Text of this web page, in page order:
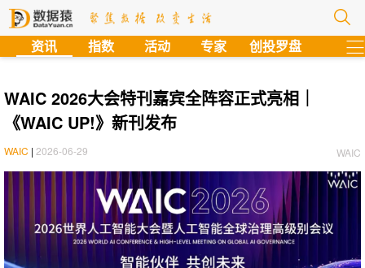
资讯 指数 活动 专家 创投罗盘
WAIC 2026大会特刊嘉宾全阵容正式亮相｜
《WAIC UP!》新刊发布
WAIC
WAIC | 2026-06-29